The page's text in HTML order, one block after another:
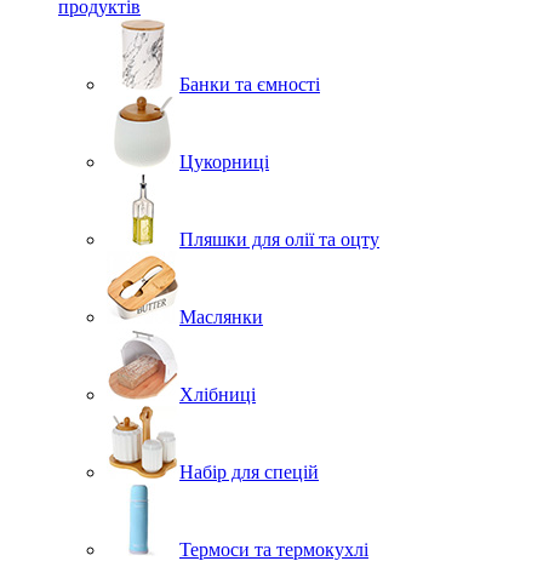
продуктів
Банки та ємності
Цукорниці
Пляшки для олії та оцту
Маслянки
Хлібниці
Набір для спецій
Термоси та термокухлі